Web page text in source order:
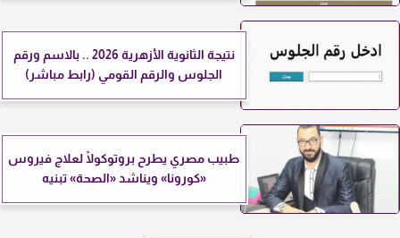
نتيجة الثانوية الأزهرية 2026 .. بالاسم ورقم
الجلوس والرقم القومي (رابط مباشر)
طبيب مصري يطرح بروتوكولًا لعلاج فيروس
«كورونا» ويناشد «الصحة» تبنيه